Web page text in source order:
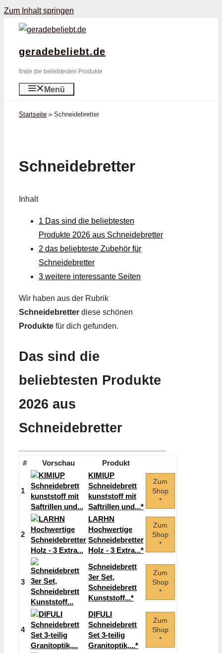
Zum Inhalt springen
geradebeliebt.de
finde die beliebtesten Produkte
Menü
Startseite » Schneidebretter
Schneidebretter
Inhalt
1 Das sind die beliebtesten
Produkte 2026 aus Schneidebretter
2 das beliebteste Zubehör für
Schneidebretter
3 weitere interessante Seiten
Wir haben aus der Rubrik
Schneidebretter diese schönen
Produkte für dich gefunden.
Das sind die
beliebtesten Produkte
2026 aus
Schneidebretter
# Vorschau Produkt
1
KIMIUP
Schneidebrett
kunststoff mit
Saftrillen und...*
Zum
Shop
*
2
LARHN
Hochwertige
Schneidebretter
Holz - 3 Extra...*
Zum
Shop
*
3
Schneidebrett
3er Set,
Schneidebrett
Kunststoff...*
Zum
Shop
*
4
DIFULI
Schneidebrett
Set 3-teilig
Granitoptik,...*
Zum
Shop
*